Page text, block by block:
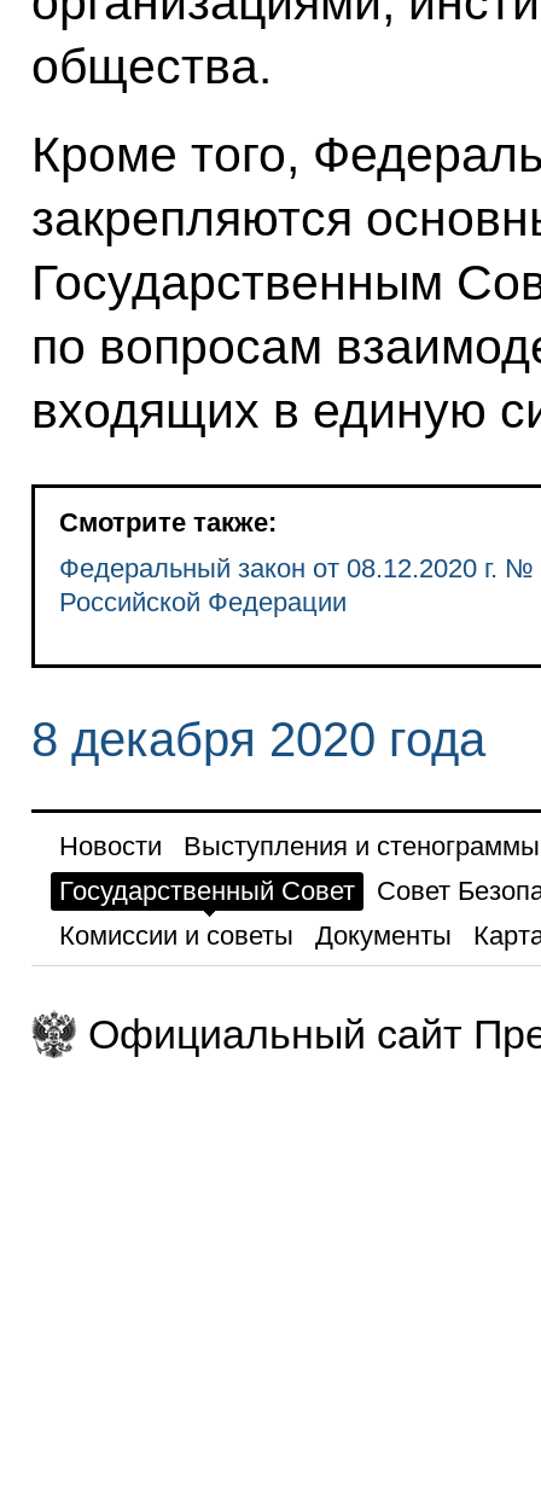
общества.
Кроме того,
закрепляются
Государственным
по вопросам
входящих в единую
Смотрите также:
Федеральный закон от 08.12.2020 г.
Российской Федерации
8 декабря 2020 года
Новости
Выступления и стенограммы
Государственный Совет
Совет
Комиссии и советы
Документы
Официальный сайт